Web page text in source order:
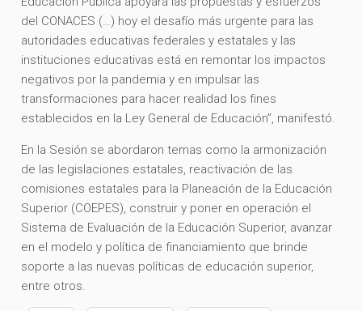
del CONACES (…) hoy el desafío más urgente para las
autoridades educativas federales y estatales y las
instituciones educativas está en remontar los impactos
negativos por la pandemia y en impulsar las
transformaciones para hacer realidad los fines
establecidos en la Ley General de Educación”, manifestó.
En la Sesión se abordaron temas como la armonización
de las legislaciones estatales, reactivación de las
comisiones estatales para la Planeación de la Educación
Superior (COEPES), construir y poner en operación el
Sistema de Evaluación de la Educación Superior, avanzar
en el modelo y política de financiamiento que brinde
soporte a las nuevas políticas de educación superior,
entre otros.